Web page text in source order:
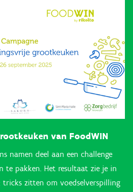
van FoodWIN
namen deel aan een challenge
te pakken. Het resultaat zie je in
zitten om voedselverspilling